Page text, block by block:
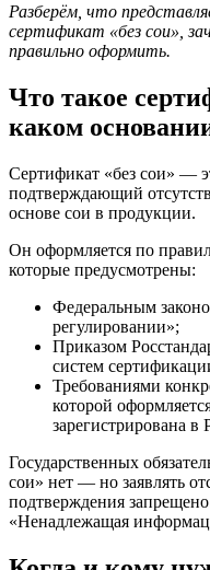
Разберём, что
сертификат «без сои»,
правильно оформить.
Что такое
каком
Сертификат «без сои» —
подтверждающий
основе сои в продукции.
Он оформляется по
которые предусмотрены:
Федеральным
регулировании»;
Приказом
систем
Требованиями
которой
зарегистрирована в
Государственных
сои» нет — но заявлять
подтверждения
«Ненадлежащая